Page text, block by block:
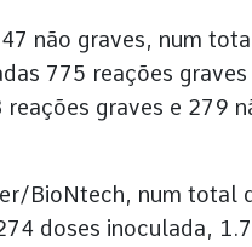
não graves, num
775 reações graves
graves e 279
BioNtech, num total
doses inoculada,